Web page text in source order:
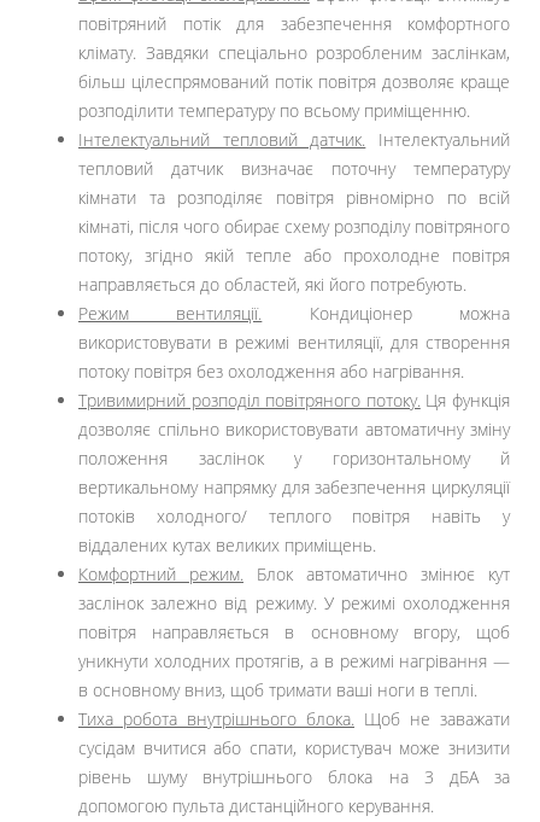
повітряний потік для забезпечення комфортного
клімату. Завдяки спеціально розробленим заслінкам,
більш цілеспрямований потік повітря дозволяє краще
розподілити температуру по всьому приміщенню.
Інтелектуальний тепловий датчик. Інтелектуальний
тепловий датчик визначає поточну температуру
кімнати та розподіляє повітря рівномірно по всій
кімнаті, після чого обирає схему розподілу повітряного
потоку, згідно якій тепле або прохолодне повітря
направляється до областей, які його потребують.
Режим вентиляції. Кондиціонер можна
використовувати в режимі вентиляції, для створення
потоку повітря без охолодження або нагрівання.
Тривимирний розподіл повітряного потоку. Ця функція
дозволяє спільно використовувати автоматичну зміну
положення заслінок у горизонтальному й
вертикальному напрямку для забезпечення циркуляції
потоків холодного/ теплого повітря навіть у
віддалених кутах великих приміщень.
Комфортний режим. Блок автоматично змінює кут
заслінок залежно від режиму. У режимі охолодження
повітря направляється в основному вгору, щоб
уникнути холодних протягів, а в режимі нагрівання —
в основному вниз, щоб тримати ваші ноги в теплі.
Тиха робота внутрішнього блока. Щоб не заважати
сусідам вчитися або спати, користувач може знизити
рівень шуму внутрішнього блока на 3 дБА за
допомогою пульта дистанційного керування.